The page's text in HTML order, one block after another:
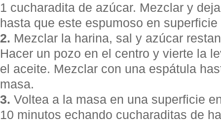
1 cucharadita de azúcar. Mezclar y
hasta que este espumoso en
2. Mezclar la harina, sal y azúcar
Hacer un pozo en el centro y vierte la
el aceite. Mezclar con una espátula
masa.
3. Voltea a la masa en una superficie
10 minutos echando cucharaditas de